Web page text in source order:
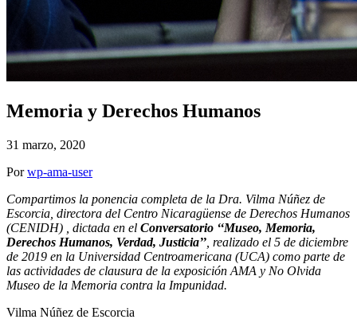
Memoria y Derechos Humanos
31 marzo, 2020
Por wp-ama-user
Compartimos la ponencia completa de la Dra. Vilma Núñez de
Escorcia, directora del Centro Nicaragüense de Derechos Humanos
(CENIDH) , dictada en el Conversatorio ‘‘Museo, Memoria,
Derechos Humanos, Verdad, Justicia’’ , realizado el 5 de diciembre
de 2019 en la Universidad Centroamericana (UCA) como parte de
las actividades de clausura de la exposición AMA y No Olvida
Museo de la Memoria contra la Impunidad.
Vilma Núñez de Escorcia